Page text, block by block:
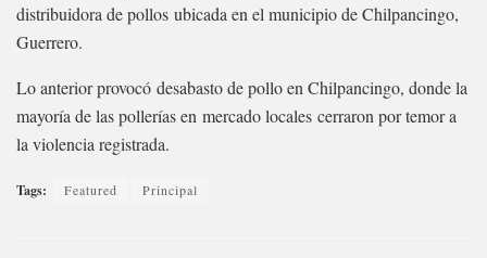
distribuidora de pollos ubicada en el municipio de Chilpancingo,
Guerrero.
Lo anterior provocó desabasto de pollo en Chilpancingo, donde la
mayoría de las pollerías en mercado locales cerraron por temor a
la violencia registrada.
Tags: Featured Principal